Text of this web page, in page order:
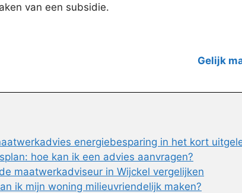
van een subsidie.
Gelijk
energiebesparing in het kort
hoe kan ik een advies aanvragen?
maatwerkadviseur in Wijckel vergelijken
ik mijn woning milieuvriendelijk maken?